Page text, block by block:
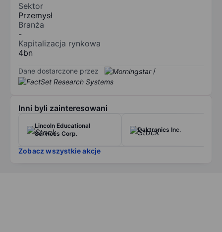
Sektor
Przemysł
Branża
-
Kapitalizacja rynkowa
4bn
Dane dostarczone przez /
Inni byli zainteresowani
Lincoln Educational
Services Corp.
Daktronics Inc.
Zobacz wszystkie akcje